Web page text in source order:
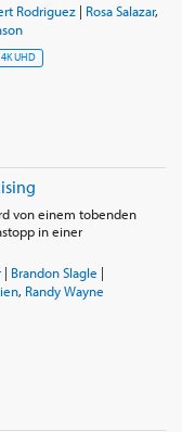
Rodriguez| Rosa Salazar,
4K UHD
von einem tobenden
in einer
| Brandon Slagle |
, Randy Wayne